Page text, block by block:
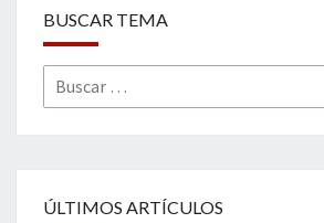
BUSCAR TEMA
Buscar
por:
ÚLTIMOS ARTÍCULOS